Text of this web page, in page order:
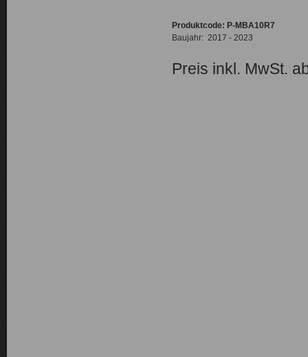
Produktcode: P-MBA10R7
Baujahr: 2017 - 2023
Preis inkl. MwSt.